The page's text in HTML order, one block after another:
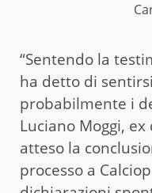
“Sentendo la
ha detto di
probabilmente i
Luciano Moggi,
atteso la
processo a